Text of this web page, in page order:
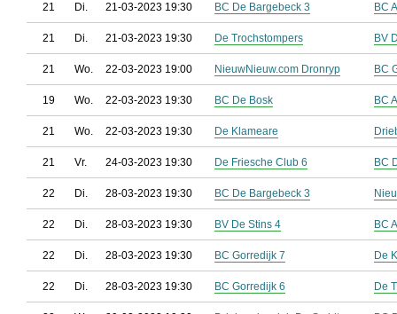
21 Di. 21-03-2023 19:30 BC De Bargebeck 3 BC
21 Di. 21-03-2023 19:30 De Trochstompers BV
21 Wo. 22-03-2023 19:00 NieuwNieuw.com Dronryp BC
19 Wo. 22-03-2023 19:30 BC De Bosk BC
21 Wo. 22-03-2023 19:30 De Klameare
21 Vr. 24-03-2023 19:30 De Friesche Club 6 BC
22 Di. 28-03-2023 19:30 BC De Bargebeck 3
22 Di. 28-03-2023 19:30 BV De Stins 4 BC
22 Di. 28-03-2023 19:30 BC Gorredijk 7 De
22 Di. 28-03-2023 19:30 BC Gorredijk 6 De